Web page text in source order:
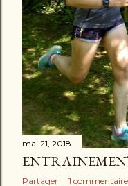
mai 21, 2018
Partager 1 commentaire